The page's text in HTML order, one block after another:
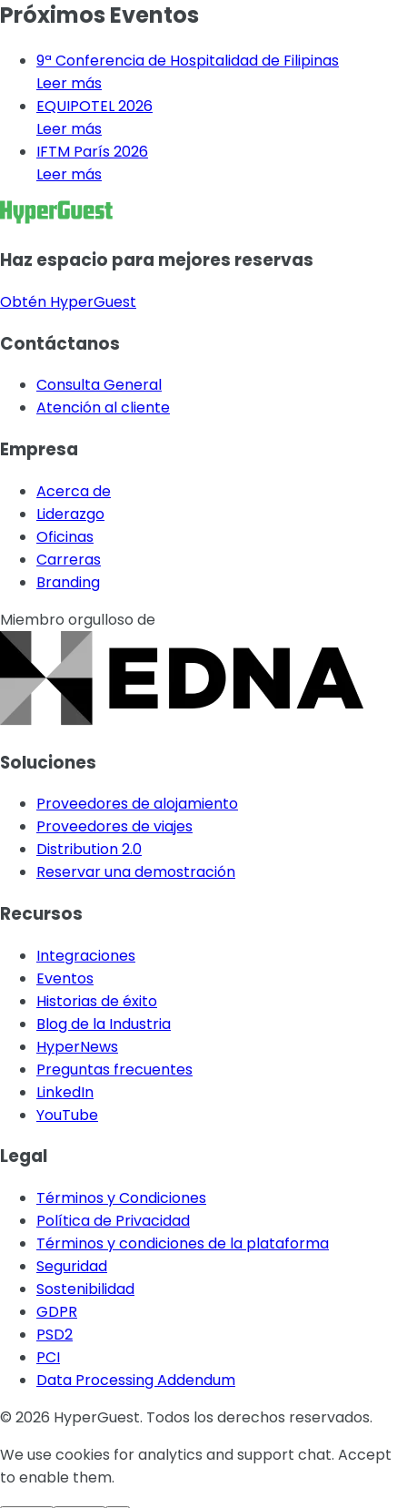
Próximos Eventos
9ª Conferencia de Hospitalidad de Filipinas
Leer más
EQUIPOTEL 2026
Leer más
IFTM París 2026
Leer más
Haz espacio para mejores reservas
Obtén HyperGuest
Contáctanos
Consulta General
Atención al cliente
Empresa
Acerca de
Liderazgo
Oficinas
Carreras
Branding
Miembro orgulloso de
Soluciones
Proveedores de alojamiento
Proveedores de viajes
Distribution 2.0
Reservar una demostración
Recursos
Integraciones
Eventos
Historias de éxito
Blog de la Industria
HyperNews
Preguntas frecuentes
LinkedIn
YouTube
Legal
Términos y Condiciones
Política de Privacidad
Términos y condiciones de la plataforma
Seguridad
Sostenibilidad
GDPR
PSD2
PCI
Data Processing Addendum
© 2026 HyperGuest. Todos los derechos reservados.
We use cookies for analytics and support chat. Accept
to enable them.